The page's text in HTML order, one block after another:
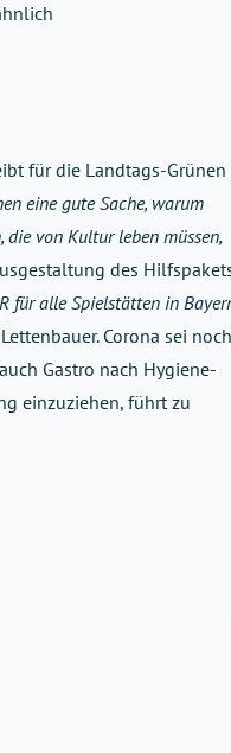
für die Landtags-Grünen
eine gute Sache, warum
von Kultur leben müssen,
des
für alle Spielstätten in
Corona sei noch
Gastro nach Hygiene-
einzuziehen, führt zu